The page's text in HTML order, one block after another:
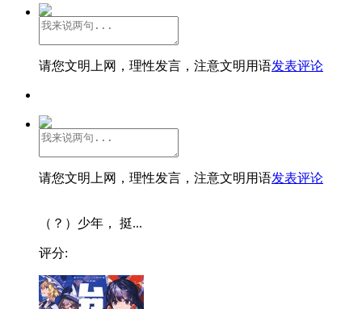
请您文明上网，理性发言，注意文明用语发表评论
请您文明上网，理性发言，注意文明用语发表评论
（？）少年， 挺...
评分: